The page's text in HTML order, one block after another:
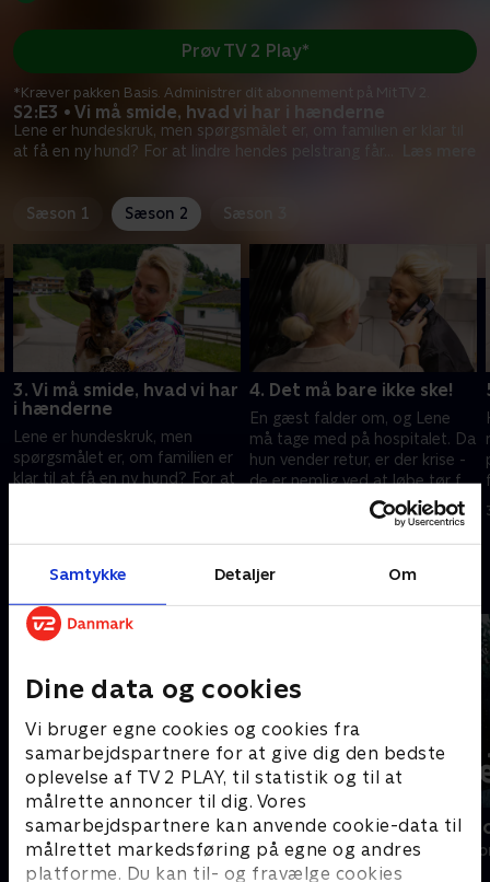
Samtykke Detaljer Om
Dine data og cookies
Vi bruger egne cookies og cookies fra
samarbejdspartnere for at give dig den bedste
oplevelse af TV 2 PLAY, til statistik og til at
målrette annoncer til dig. Vores
samarbejdspartnere kan anvende cookie-data til
målrettet markedsføring på egne og andres
platforme. Du kan til- og fravælge cookies
S2:E3 • Vi må smide, hvad vi har i hænderne
Lene er hundeskruk, men spørgsmålet er, om familien er klar til
at få en ny hund? For at lindre hendes pelstrang får
Prøv TV 2 Play*
*Kræver pakken Basis. Administrer dit abonnement på Mit TV 2.
Sæson 1 Sæson 2 Sæson 3
3. Vi må smide, hvad vi har
i hænderne
Lene er hundeskruk, men
spørgsmålet er, om familien er
klar til at få en ny hund? For at
fødselsdag.
4. Det må bare ikke ske!
En gæst falder om, og Lene
må tage med på hospitalet. Da
hun vender retur, er der krise -
de er nemlig ved at løbe tør for
øl, og gæsterne strømmer bare
23. oktober 2025 • 28 min
Andre så også
Linde på Langeland
Livsstil • 5 sæsoner
Jul på
Livsstil • 1